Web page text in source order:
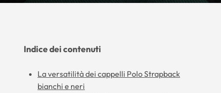
Indice dei contenuti
La versatilità dei cappelli Polo Strapback
bianchi e neri